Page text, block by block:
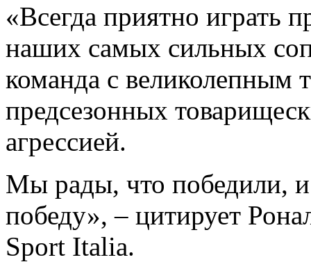
«Всегда приятно играть
наших самых сильных
команда с великолепным
предсезонных
агрессией.
Мы рады, что победили,
победу», – цитирует
Sport Italia.